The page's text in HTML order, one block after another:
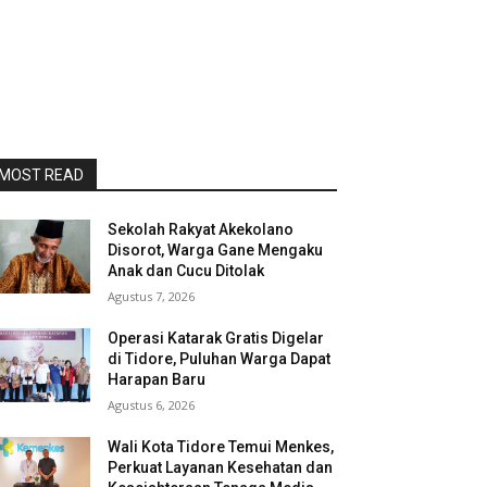
READ
Sekolah Rakyat Akekolano
Disorot, Warga Gane Mengaku
Anak dan Cucu Ditolak
Agustus 7, 2026
Operasi Katarak Gratis Digelar
di Tidore, Puluhan Warga Dapat
Harapan Baru
Agustus 6, 2026
Wali Kota Tidore Temui Menkes,
Perkuat Layanan Kesehatan dan